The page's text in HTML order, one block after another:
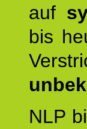
auf
bis
NLP